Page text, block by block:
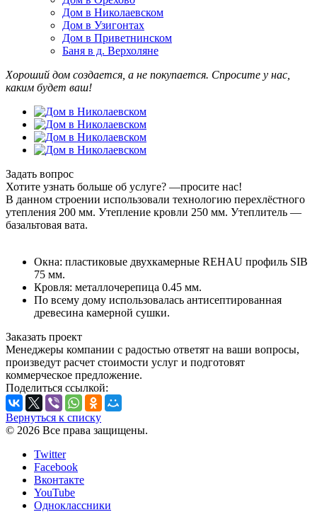
Дом в Николаевском
Дом в Узигонтах
Дом в Приветнинском
Баня в д. Верхоляне
Хороший дом создается, а не покупается. Спросите у нас,
каким будет ваш!
Задать вопрос
Хотите узнать больше об услуге? —просите нас!
В данном строении использовали технологию перехлёстного
утепления 200 мм. Утепление кровли 250 мм. Утеплитель —
базальтовая вата.
Окна: пластиковые двухкамерные REHAU профиль SIB
75 мм.
Кровля: металлочерепица 0.45 мм.
По всему дому использовалась антисептированная
древесина камерной сушки.
Заказать проект
Менеджеры компании с радостью ответят на ваши вопросы,
произведут расчет стоимости услуг и подготовят
коммерческое предложение.
Поделиться ссылкой:
Вернуться к списку
© 2026 Все права защищены.
Twitter
Facebook
Вконтакте
YouTube
Одноклассники